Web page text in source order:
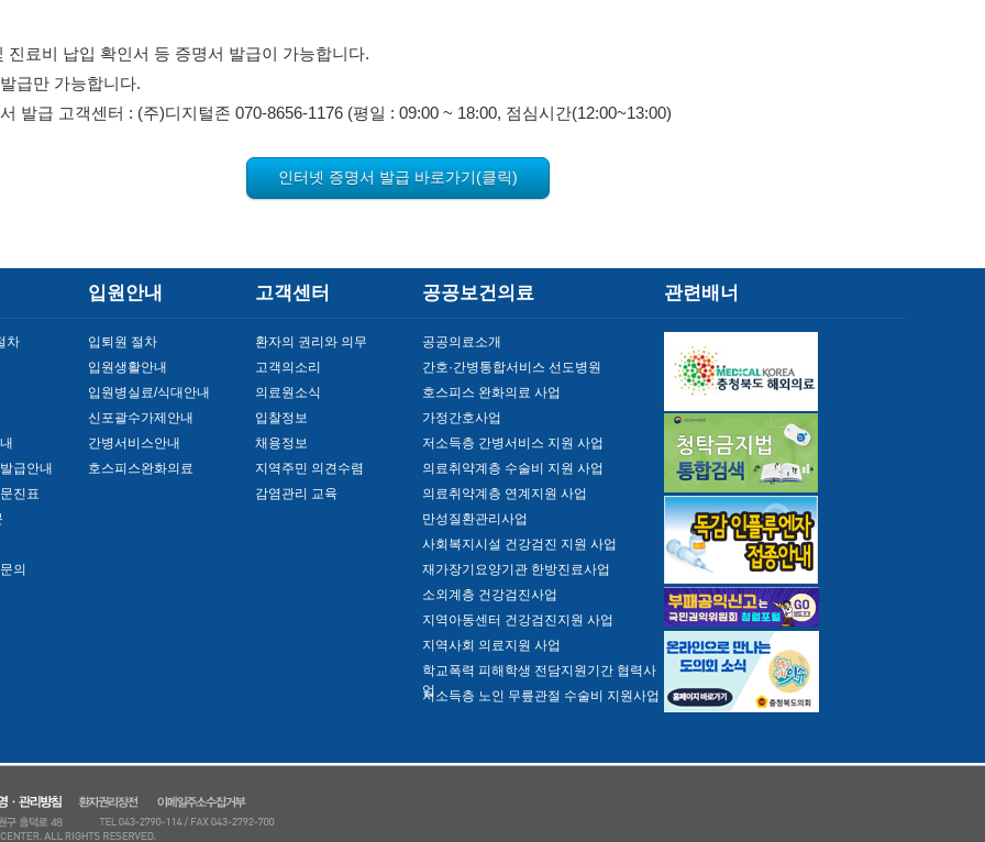
료비 납입 확인서 등 증명서 발급이 가능합니다.
급만 가능합니다.
발급 고객센터 : (주)디지털존 070-8656-1176 (평일 : 09:00 ~ 18:00, 점심시간(12:00~13:00)
인터넷 증명서 발급 바로가기(클릭)
입원안내 고객센터 공공보건의료 관련배너
차
급안내
진표
의
입퇴원 절차
입원생활안내
입원병실료/식대안내
신포괄수가제안내
간병서비스안내
호스피스완화의료
환자의 권리와 의무
고객의소리
의료원소식
입찰정보
채용정보
지역주민 의견수렴
감염관리 교육
공공의료소개
간호·간병통합서비스 선도병원
호스피스 완화의료 사업
가정간호사업
저소득층 간병서비스 지원 사업
의료취약계층 수술비 지원 사업
의료취약계층 연계지원 사업
만성질환관리사업
사회복지시설 건강검진 지원 사업
재가장기요양기관 한방진료사업
소외계층 건강검진사업
지역아동센터 건강검진지원 사업
지역사회 의료지원 사업
학교폭력 피해학생 전담지원기간 협력사
업
저소득층 노인 무릎관절 수술비 지원사업